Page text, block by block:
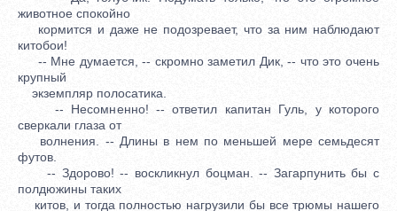
животное спокойно
кормится и даже не подозревает, что за ним наблюдают
китобои!
-- Мне думается, -- скромно заметил Дик, -- что это очень
крупный
экземпляр полосатика.
-- Несомненно! -- ответил капитан Гуль, у которого
сверкали глаза от
волнения. -- Длины в нем по меньшей мере семьдесят
футов.
-- Здорово! -- воскликнул боцман. -- Загарпунить бы с
полдюжины таких
китов, и тогда полностью нагрузили бы все трюмы нашего